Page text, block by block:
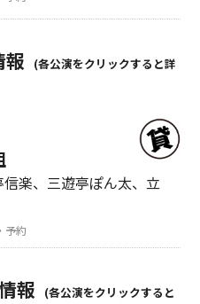
報
(各公演をクリックすると詳
楽、三遊亭ぽん太、立
予約
報
(各公演をクリックすると